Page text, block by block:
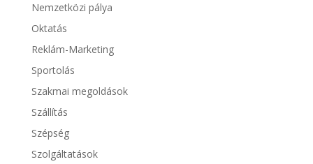
Nemzetközi pálya
Oktatás
Reklám-Marketing
Sportolás
Szakmai megoldások
Szállítás
Szépség
Szolgáltatások